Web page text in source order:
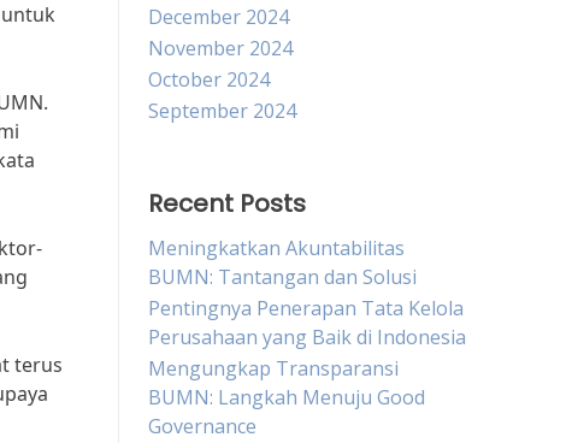
terus
December 2024
November 2024
October 2024
September 2024
Recent Posts
Meningkatkan Akuntabilitas
BUMN: Tantangan dan Solusi
Pentingnya Penerapan Tata Kelola
Perusahaan yang Baik di Indonesia
Mengungkap Transparansi
BUMN: Langkah Menuju Good
Governance